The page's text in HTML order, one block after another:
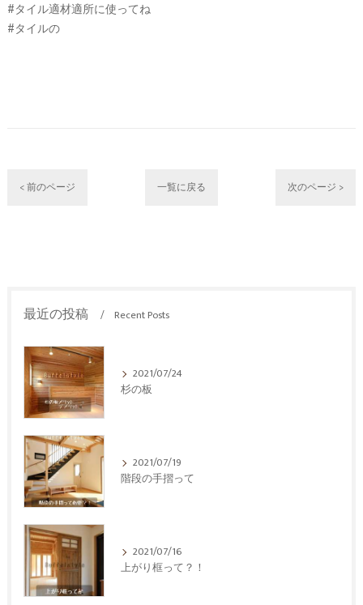
#タイル適材適所に使ってね
#タイルの
< 前のページ 一覧に戻る 次のページ >
最近の投稿 Recent Posts
2021/07/24
杉の板
2021/07/19
階段の手摺って
2021/07/16
上がり框って？！